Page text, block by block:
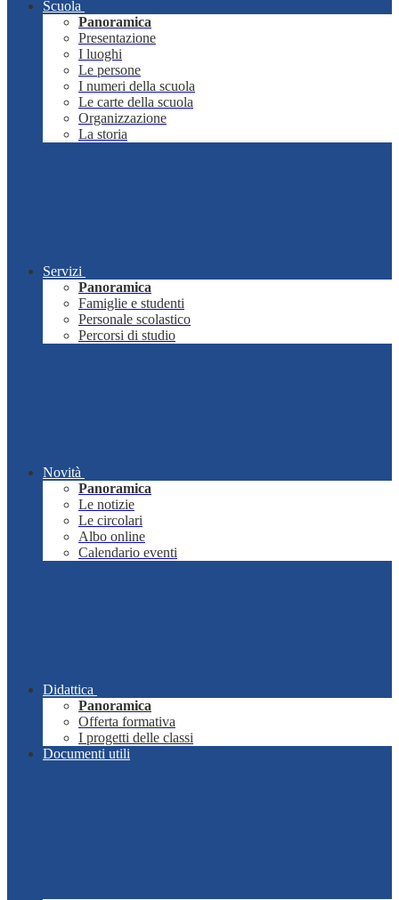
Scuola
Panoramica
Presentazione
I luoghi
Le persone
I numeri della scuola
Le carte della scuola
Organizzazione
La storia
Servizi
Panoramica
Famiglie e studenti
Personale scolastico
Percorsi di studio
Novità
Panoramica
Le notizie
Le circolari
Albo online
Calendario eventi
Didattica
Panoramica
Offerta formativa
I progetti delle classi
Documenti utili